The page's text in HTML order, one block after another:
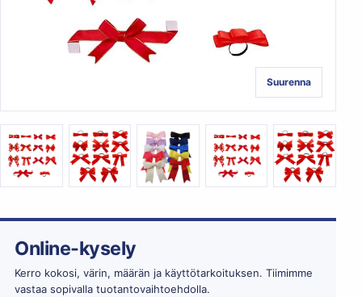
Suurenna
Online-kysely
Kerro kokosi, värin, määrän ja käyttötarkoituksen. Tiimimme
vastaa sopivalla tuotantovaihtoehdolla.